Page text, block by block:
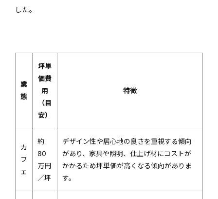
した。
業
態
坪単
価費
用
（目
安）
特徴
カ
フ
ェ
約
80
万円
／坪
デザイン性や居心地の良さを重視する傾向
があり、家具や照明、仕上げ材にコストが
かかるため坪単価が高くなる傾向がありま
す。